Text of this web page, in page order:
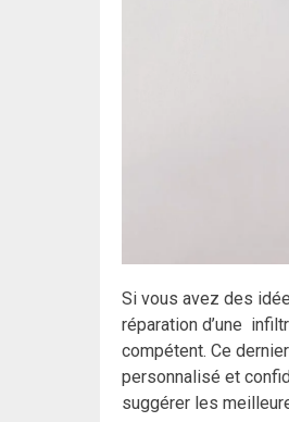
Si vous avez des
réparation d’une
compétent. Ce
personnalisé et
suggérer les